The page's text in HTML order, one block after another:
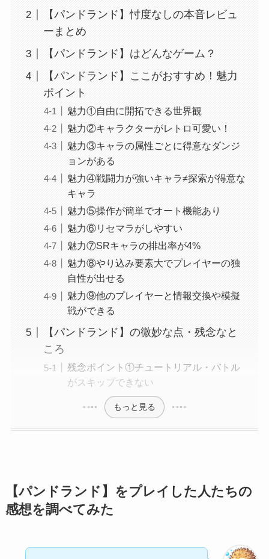
【パンドランド】忖度なしの本音レビュ
ーまとめ
【パンドランド】はどんなゲーム？
【パンドランド】ここがおすすめ！魅力
ポイント
魅力①自由に開拓できる世界観
魅力②キャラクターがレトロ可愛い！
魅力③キャラの属性ごとに得意なダンジ
ョンがある
魅力④戦闘力が強いキャラ≠探索が得意な
キャラ
魅力⑤操作が簡単でオート機能あり
魅力⑥リセマラがしやすい
魅力⑦SRキャラの排出率が4%
魅力⑧やり込み要素大でプレイヤーの独
自性が出せる
魅力⑨他のプレイヤーと情報交換や模擬
戦ができる
【パンドランド】の微妙な点・残念なと
ころ
残念ポイント①チュートリアル・バトル
がスキップできない
もっと見る
【パンドランド】をプレイした人たちの
感想を調べてみた